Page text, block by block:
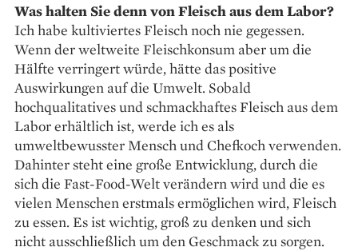
Was halten Sie denn von Fleisch aus dem Labor?
Ich habe kultiviertes Fleisch noch nie gegessen.
Wenn der weltweite Fleischkonsum aber um die
Hälfte verringert würde, hätte das positive
Auswirkungen auf die Umwelt. Sobald
hochqualitatives und schmackhaftes Fleisch aus dem
Labor erhältlich ist, werde ich es als
umweltbewusster Mensch und Chefkoch verwenden.
Dahinter steht eine große Entwicklung, durch die
sich die Fast-Food-Welt verändern wird und die es
vielen Menschen erstmals ermöglichen wird, Fleisch
zu essen. Es ist wichtig, groß zu denken und sich
nicht ausschließlich um den Geschmack zu sorgen.